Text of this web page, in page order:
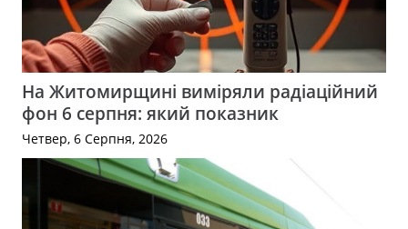
На Житомирщині виміряли радіаційний
фон 6 серпня: який показник
Четвер, 6 Серпня, 2026